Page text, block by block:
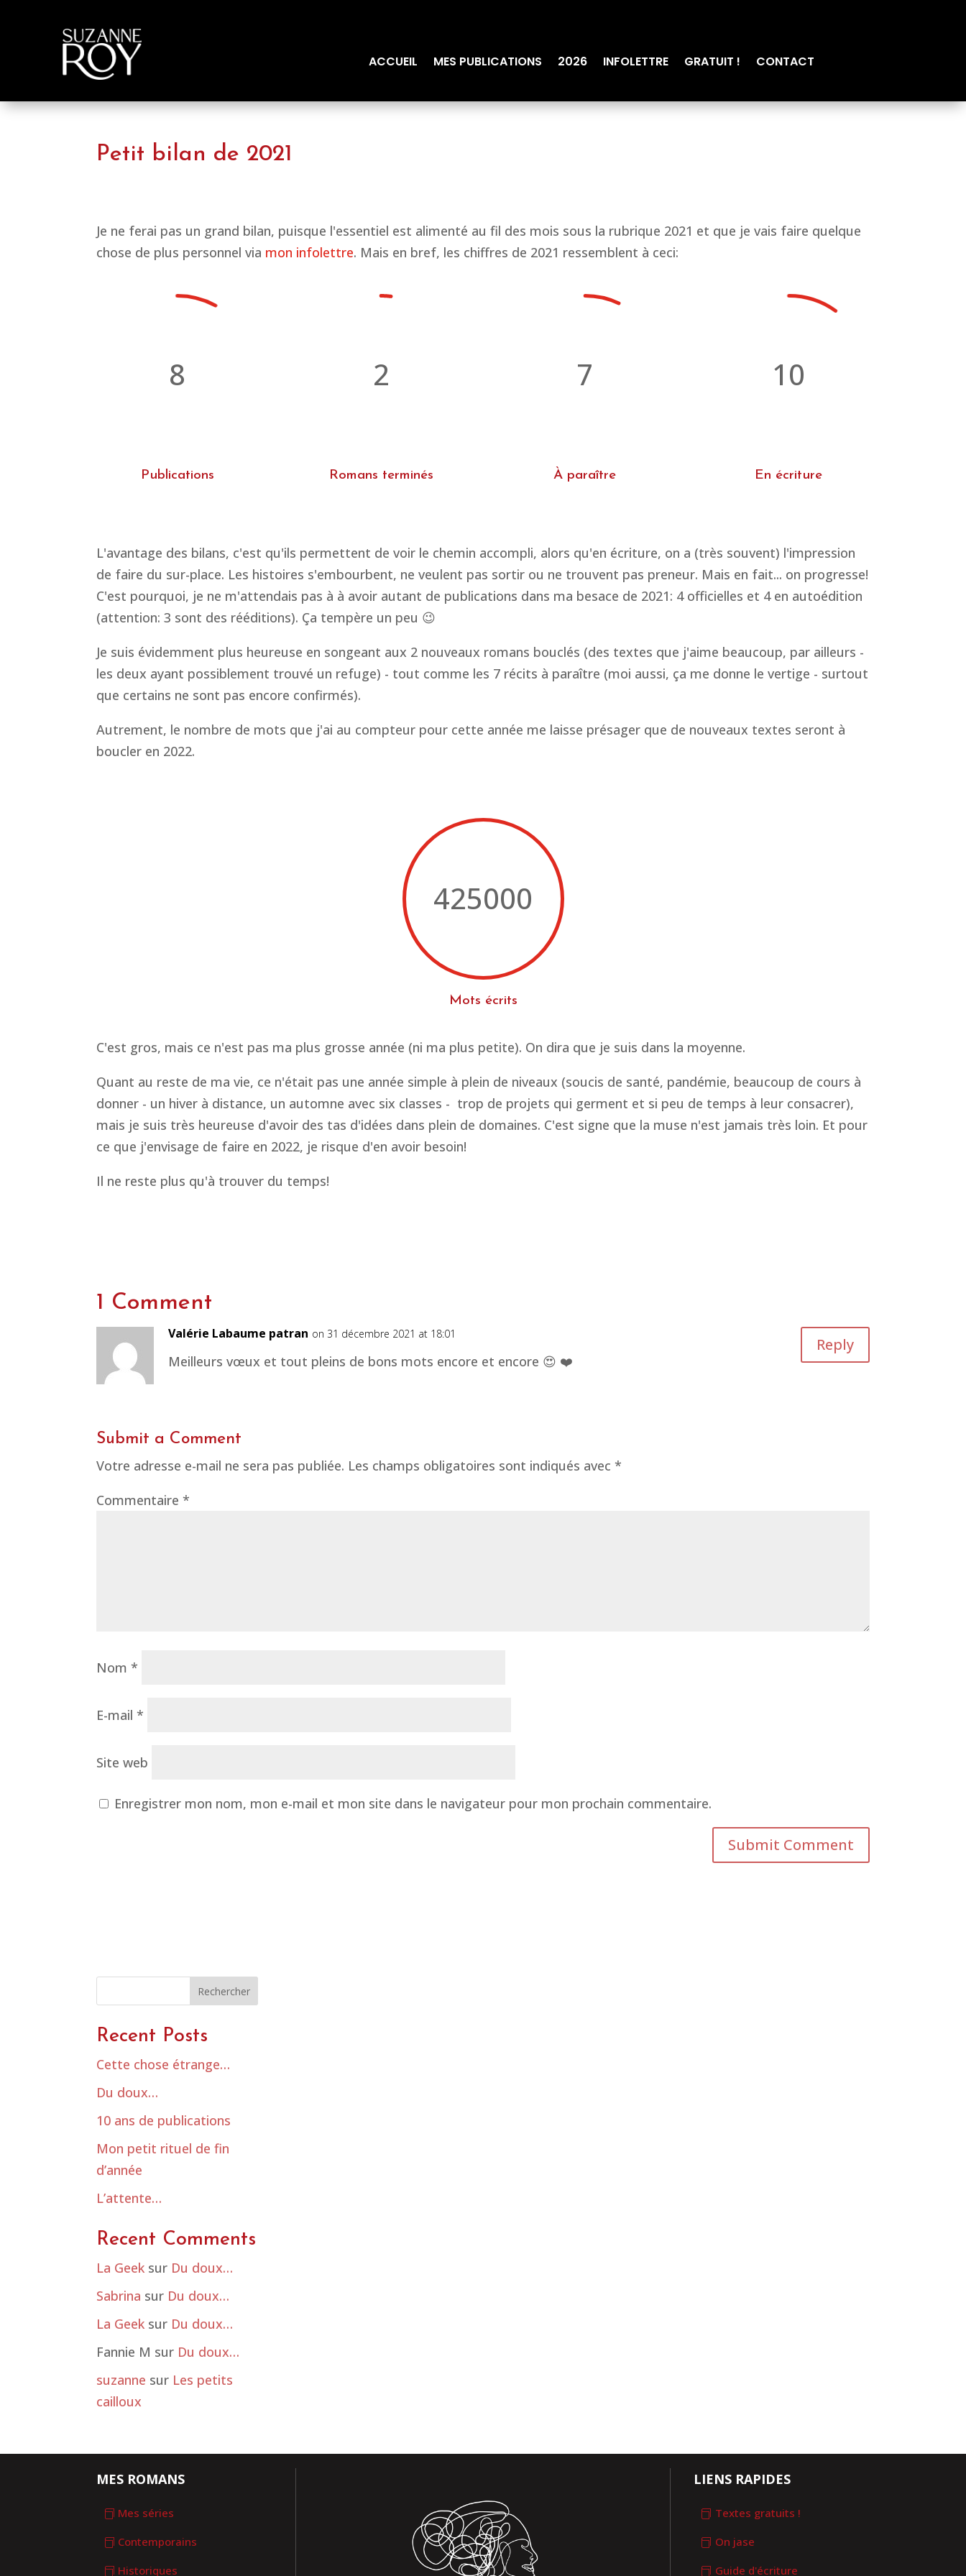
ACCUEIL MES PUBLICATIONS 2026 INFOLETTRE GRATUIT ! CONTACT
Petit bilan de 2021
Je ne ferai pas un grand bilan, puisque l'essentiel est alimenté au fil des mois sous la rubrique 2021 et que je vais faire quelque
chose de plus personnel via mon infolettre. Mais en bref, les chiffres de 2021 ressemblent à ceci:
8
Publications
2
Romans terminés
7
À paraître
10
En écriture
L'avantage des bilans, c'est qu'ils permettent de voir le chemin accompli, alors qu'en écriture, on a (très souvent) l'impression
de faire du sur-place. Les histoires s'embourbent, ne veulent pas sortir ou ne trouvent pas preneur. Mais en fait... on progresse!
C'est pourquoi, je ne m'attendais pas à à avoir autant de publications dans ma besace de 2021: 4 officielles et 4 en autoédition
(attention: 3 sont des rééditions). Ça tempère un peu 😉
Je suis évidemment plus heureuse en songeant aux 2 nouveaux romans bouclés (des textes que j'aime beaucoup, par ailleurs -
les deux ayant possiblement trouvé un refuge) - tout comme les 7 récits à paraître (moi aussi, ça me donne le vertige - surtout
que certains ne sont pas encore confirmés).
Autrement, le nombre de mots que j'ai au compteur pour cette année me laisse présager que de nouveaux textes seront à
boucler en 2022.
425000
Mots écrits
C'est gros, mais ce n'est pas ma plus grosse année (ni ma plus petite). On dira que je suis dans la moyenne.
Quant au reste de ma vie, ce n'était pas une année simple à plein de niveaux (soucis de santé, pandémie, beaucoup de cours à
donner - un hiver à distance, un automne avec six classes - trop de projets qui germent et si peu de temps à leur consacrer),
mais je suis très heureuse d'avoir des tas d'idées dans plein de domaines. C'est signe que la muse n'est jamais très loin. Et pour
ce que j'envisage de faire en 2022, je risque d'en avoir besoin!
Il ne reste plus qu'à trouver du temps!
1 Comment
Valérie Labaume patran on 31 décembre 2021 at 18:01
Meilleurs vœux et tout pleins de bons mots encore et encore 😍 ❤️
Reply
Submit a Comment
Votre adresse e-mail ne sera pas publiée. Les champs obligatoires sont indiqués avec*
Commentaire*
Nom*
E-mail*
Site web
Enregistrer mon nom, mon e-mail et mon site dans le navigateur pour mon prochain commentaire.
Rechercher
Recent Posts
Cette chose étrange…
Du doux…
10 ans de publications
Mon petit rituel de fin
d’année
L’attente…
Recent Comments
La Geek sur Du doux…
Sabrina sur Du doux…
La Geek sur Du doux…
Fannie M sur Du doux…
suzanne sur Les petits
cailloux
MES ROMANS
Mes séries
Contemporains
Historiques
LIENS RAPIDES
Textes gratuits !
On jase
Guide d'écriture